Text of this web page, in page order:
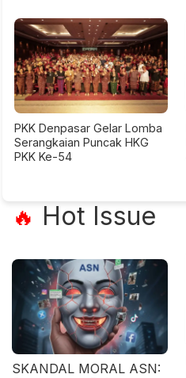
PKK Denpasar Gelar Lomba
Serangkaian Puncak HKG
PKK Ke-54
🔥 Hot Issue
SKANDAL MORAL ASN: